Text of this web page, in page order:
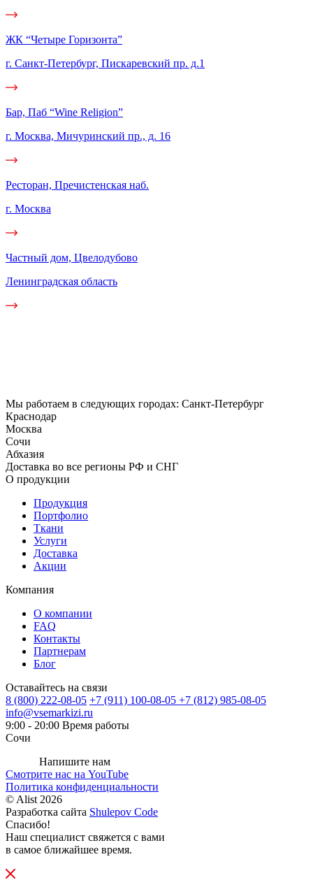
ЖК “Четыре Горизонта”
г. Санкт-Петербург, Пискаревский пр. д.1
Бар, Паб “Wine Religion”
г. Москва, Мичуринский пр., д. 16
Ресторан, Пречистенская наб.
г. Москва
Частный дом, Цвелодубово
Ленинградская область
Мы работаем в следующих городах: Санкт-Петербург
Краснодар
Москва
Сочи
Абхазия
Доставка во все регионы РФ и СНГ
О продукции
Продукция
Портфолио
Ткани
Услуги
Доставка
Акции
Компания
О компании
FAQ
Контакты
Партнерам
Блог
Оставайтесь на связи
8 (800) 222-08-05 +7 (911) 100-08-05 +7 (812) 985-08-05
info@vsemarkizi.ru
9:00 - 20:00 Время работы
Сочи
Напишите нам
Смотрите нас на YouTube
Политика конфиденциальности
© Alist 2026
Разработка сайта Shulepov Code
Спасибо!
Наш специалист свяжется с вами
в самое ближайшее время.